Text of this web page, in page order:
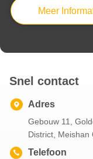
Meer
Snel contact
Adres
Gebouw 11,
District, Meishan
Telefoon